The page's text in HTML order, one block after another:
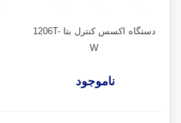
دستگاه اکسس کنترل بتا 1206T-
W
ناموجود